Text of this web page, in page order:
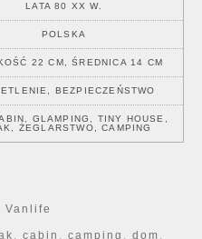
LATA 80 XX W.
POLSKA
22 CM, ŚREDNICA 14 CM
BEZPIECZEŃSTWO
GLAMPING, TINY HOUSE,
ŻEGLARSTWO, CAMPING
Vanlife
, cabin , camping , dom ,